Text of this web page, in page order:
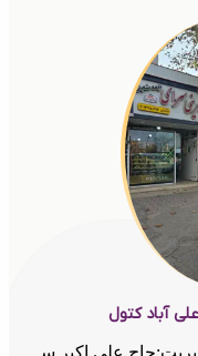
آباد کتول
شیرینی سرای نیمه شعبان - با مدیریت:حاج علی اکبر سرگلزهی